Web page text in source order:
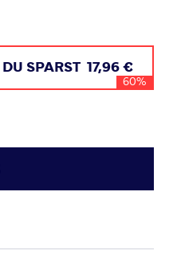
DU SPARST 17,96 €
60%